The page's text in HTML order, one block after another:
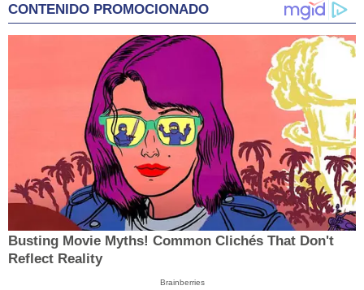
CONTENIDO PROMOCIONADO
Busting Movie Myths! Common Clichés That Don't
Reflect Reality
Brainberries